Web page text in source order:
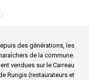
des générations, les
de la commune.
vendues sur le Carreau
Rungis (restaurateurs et